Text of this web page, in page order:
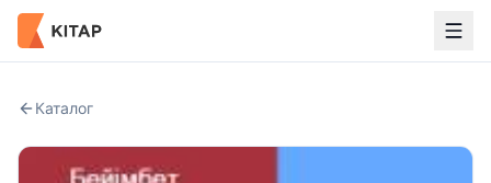
Каталог